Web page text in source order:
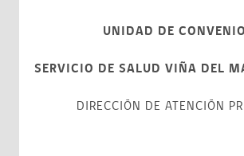
UNIDAD DE
SERVICIO DE SALUD VIÑA DEL
DIRECCIÓN DE ATENCIÓN